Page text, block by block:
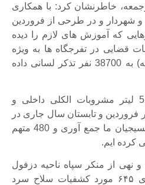
خاطرنشان کرد: با همکاری
و شهردار و در طرحی از فروردین
که آموزش های لازم را دیده
قضایی در تفرجگاه ها به ویژه
تفریحگاه ساحلی دز(علی کله) به 38700 نفر تذکر لسانی داده
دزفولی افزود:متاسفانه 516 لیتر مشروبات الکلی داخلی و
و تابستان سال جاری در
پارکها و تفرجگاه ها توسط بسیجیان ما جمع آوری و 480 متهم
کرده ایم.
نهی از منکر سپاه ناحیه دزفول
اظهار داشت: در سال جاری ۶۴۵ مورد کشفیات سلاح سرد